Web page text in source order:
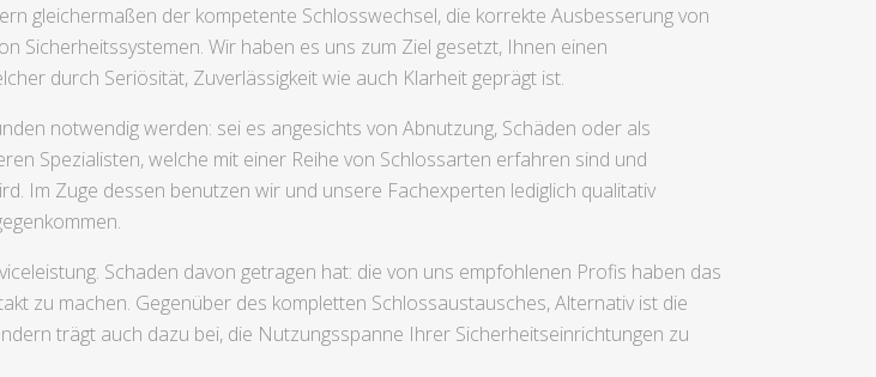
gleichermaßen der kompetente Schlosswechsel, die korrekte Ausbesserung von
Sicherheitssystemen. Wir haben es uns zum Ziel gesetzt, Ihnen einen
durch Seriösität, Zuverlässigkeit wie auch Klarheit geprägt ist.
notwendig werden: sei es angesichts von Abnutzung, Schäden oder als
Spezialisten, welche mit einer Reihe von Schlossarten erfahren sind und
Im Zuge dessen benutzen wir und unsere Fachexperten lediglich qualitativ
Schaden davon getragen hat: die von uns empfohlenen Profis haben das
zu machen. Gegenüber des kompletten Schlossaustausches, Alternativ ist die
trägt auch dazu bei, die Nutzungsspanne Ihrer Sicherheitseinrichtungen zu